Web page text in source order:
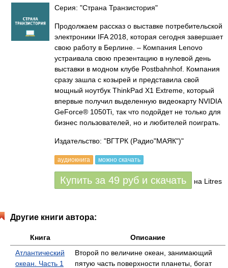
Серия: "Страна Транзистория"
Продолжаем рассказ о выставке потребительской
электроники IFA 2018, которая сегодня завершает
свою работу в Берлине. – Компания Lenovo
устраивала свою презентацию в нулевой день
выставки в модном клубе Postbahnhof. Компания
сразу зашла с козырей и представила свой
мощный ноутбук ThinkPad X1 Extreme, который
впервые получил выделенную видеокарту NVIDIA
GeForce® 1050Ti, так что подойдет не только для
бизнес пользователей, но и любителей поиграть.
Издательство: "ВГТРК (Радио"МАЯК")"
аудиокнига можно скачать
Купить за 49 руб и скачать на Litres
Другие книги автора:
Книга
Описание
Атлантический
океан. Часть 1
Второй по величине океан, занимающий
пятую часть поверхности планеты, богат